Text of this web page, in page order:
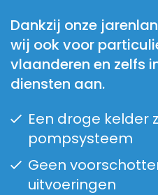
Dankzij onze
wij ook voor
vlaanderen en zelfs
diensten aan.
Een droge kelder
pompsysteem
Geen
uitvoeringen